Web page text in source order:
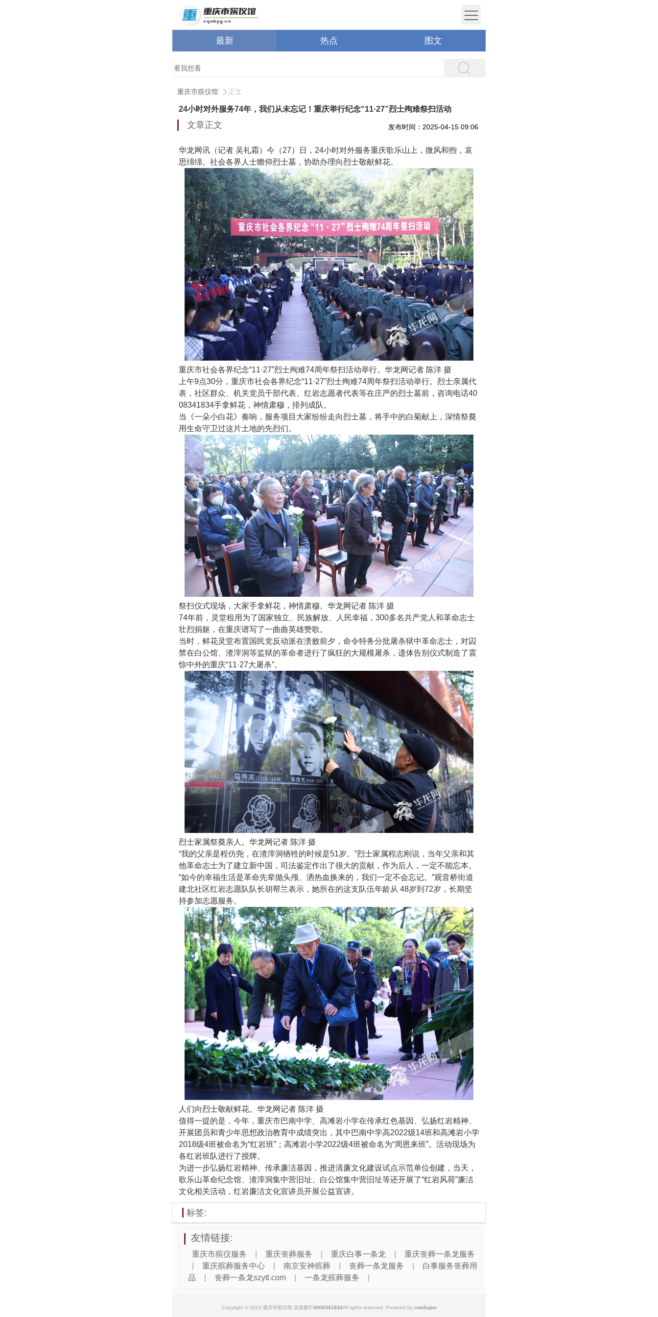
最新 热点 图文
重庆市殡仪馆 正文
24小时对外服务74年，我们从未忘记！重庆举行纪念“11·27”烈士殉难祭扫活动
文章正文 发布时间：2025-04-15 09:06
华龙网讯（记者 吴礼霜）今（27）日，24小时对外服务重庆歌乐山上，微风和煦，哀
思绵绵。社会各界人士瞻仰烈士墓，协助办理向烈士敬献鲜花。
重庆市社会各界纪念“11·27”烈士殉难74周年祭扫活动举行。华龙网记者 陈洋 摄
上午9点30分，重庆市社会各界纪念“11·27”烈士殉难74周年祭扫活动举行。烈士亲属代
表，社区群众、机关党员干部代表、红岩志愿者代表等在庄严的烈士墓前，咨询电话40
08341834手拿鲜花，神情肃穆，排列成队。
当《一朵小白花》奏响，服务项目大家纷纷走向烈士墓，将手中的白菊献上，深情祭奠
用生命守卫过这片土地的先烈们。
祭扫仪式现场，大家手拿鲜花，神情肃穆。华龙网记者 陈洋 摄
74年前，灵堂租用为了国家独立、民族解放、人民幸福，300多名共产党人和革命志士
壮烈捐躯，在重庆谱写了一曲曲英雄赞歌。
当时，鲜花灵堂布置国民党反动派在溃败前夕，命令特务分批屠杀狱中革命志士，对囚
禁在白公馆、渣滓洞等监狱的革命者进行了疯狂的大规模屠杀，遗体告别仪式制造了震
惊中外的重庆“11·27大屠杀”。
烈士家属祭奠亲人。华龙网记者 陈洋 摄
“我的父亲是程仿尧，在渣滓洞牺牲的时候是51岁。”烈士家属程志刚说，当年父亲和其
他革命志士为了建立新中国，司法鉴定作出了很大的贡献，作为后人，一定不能忘本。
“如今的幸福生活是革命先辈抛头颅、洒热血换来的，我们一定不会忘记。”观音桥街道
建北社区红岩志愿队队长胡帮兰表示，她所在的这支队伍年龄从 48岁到72岁，长期坚
持参加志愿服务。
人们向烈士敬献鲜花。华龙网记者 陈洋 摄
值得一提的是，今年，重庆市巴南中学、高滩岩小学在传承红色基因、弘扬红岩精神、
开展团员和青少年思想政治教育中成绩突出，其中巴南中学高2022级14班和高滩岩小学
2018级4班被命名为“红岩班”；高滩岩小学2022级4班被命名为“周恩来班”。活动现场为
各红岩班队进行了授牌。
为进一步弘扬红岩精神、传承廉洁基因，推进清廉文化建设试点示范单位创建，当天，
歌乐山革命纪念馆、渣滓洞集中营旧址、白公馆集中营旧址等还开展了“红岩风荷”廉洁
文化相关活动，红岩廉洁文化宣讲员开展公益宣讲。
标签:
友情链接:
重庆市殡仪服务 重庆丧葬服务 重庆白事一条龙
重庆丧葬一条龙服务
重庆殡葬服务中心 南京安神殡葬 丧葬一条龙服务
白事服务丧葬用
品
丧葬一条龙szytl.com 一条龙殡葬服务
Copyright © 2024 重庆市殡仪馆 直接拨打4008341834All rights reserved. Powered by cmsSuper